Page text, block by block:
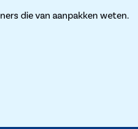
die van aanpakken weten.